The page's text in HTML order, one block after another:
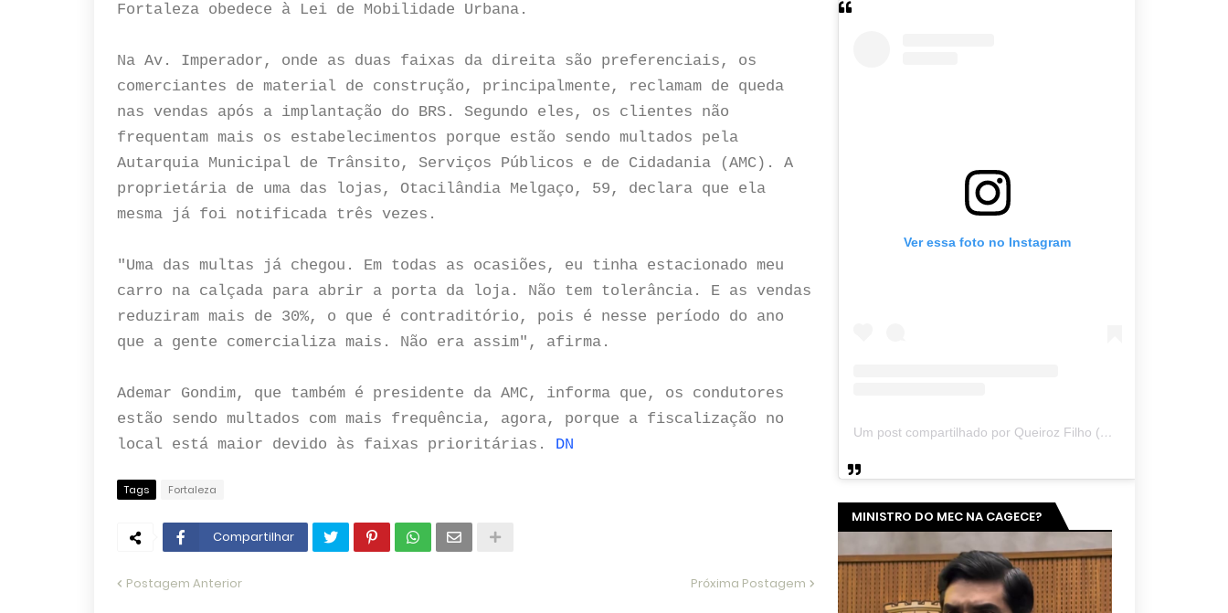
Fortaleza obedece à Lei de Mobilidade Urbana.
Na Av. Imperador, onde as duas faixas da direita são preferenciais, os
comerciantes de material de construção, principalmente, reclamam de queda
nas vendas após a implantação do BRS. Segundo eles, os clientes não
frequentam mais os estabelecimentos porque estão sendo multados pela
Autarquia Municipal de Trânsito, Serviços Públicos e de Cidadania (AMC). A
proprietária de uma das lojas, Otacilândia Melgaço, 59, declara que ela
mesma já foi notificada três vezes.
"Uma das multas já chegou. Em todas as ocasiões, eu tinha estacionado meu
carro na calçada para abrir a porta da loja. Não tem tolerância. E as vendas
reduziram mais de 30%, o que é contraditório, pois é nesse período do ano
que a gente comercializa mais. Não era assim", afirma.
Ademar Gondim, que também é presidente da AMC, informa que, os condutores
estão sendo multados com mais frequência, agora, porque a fiscalização no
local está maior devido às faixas prioritárias. DN
Tags Fortaleza
Compartilhar
Postagem Anterior Próxima Postagem
Ver essa foto no Instagram
Um post compartilhado por Queiroz Filho (@queirozmfilho)
MINISTRO DO MEC NA CAGECE?